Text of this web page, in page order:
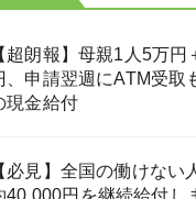
超朗報】母親1人5万
、申請翌週にATM受取
現金給付
必見】全国の働けない
40,000円を継続給付し